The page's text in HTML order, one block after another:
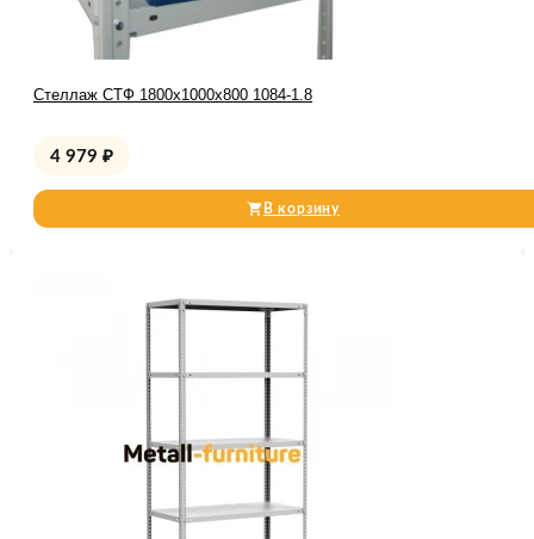
Стеллаж СТФ 1800x1000x800 1084-1.8
4 979 ₽
В корзину